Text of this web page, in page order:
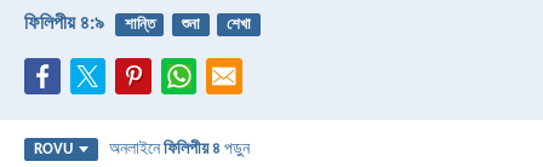
ফিলিপীয় ৪:৯ শান্তি শুনা শেখা
ROVU অনলাইনেফিলিপীয় ৪ পড়ুন